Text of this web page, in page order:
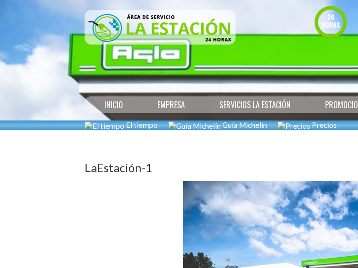
INICIO EMPRESA SERVICIOS LA ESTACIÓN
El tiempo Guía Michelín Precios
LaEstación-1